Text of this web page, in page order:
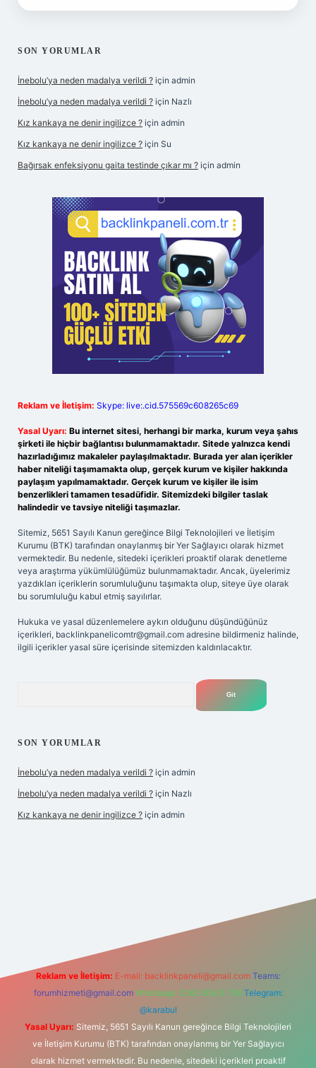
SON YORUMLAR
İnebolu’ya neden madalya verildi ? için admin
İnebolu’ya neden madalya verildi ? için Nazlı
Kız kankaya ne denir ingilizce ? için admin
Kız kankaya ne denir ingilizce ? için Su
Bağırsak enfeksiyonu gaita testinde çıkar mı ? için admin
Reklam ve İletişim: Skype: live:.cid.575569c608265c69
Yasal Uyarı: Bu internet sitesi, herhangi bir marka, kurum veya şahıs
şirketi ile hiçbir bağlantısı bulunmamaktadır. Sitede yalnızca kendi
hazırladığımız makaleler paylaşılmaktadır. Burada yer alan içerikler
haber niteliği taşımamakta olup, gerçek kurum ve kişiler hakkında
paylaşım yapılmamaktadır. Gerçek kurum ve kişiler ile isim
benzerlikleri tamamen tesadüfidir. Sitemizdeki bilgiler taslak
halindedir ve tavsiye niteliği taşımazlar.
Sitemiz, 5651 Sayılı Kanun gereğince Bilgi Teknolojileri ve İletişim
Kurumu (BTK) tarafından onaylanmış bir Yer Sağlayıcı olarak hizmet
vermektedir. Bu nedenle, sitedeki içerikleri proaktif olarak denetleme
veya araştırma yükümlülüğümüz bulunmamaktadır. Ancak, üyelerimiz
yazdıkları içeriklerin sorumluluğunu taşımakta olup, siteye üye olarak
bu sorumluluğu kabul etmiş sayılırlar.
Hukuka ve yasal düzenlemelere aykırı olduğunu düşündüğünüz
içerikleri, backlinkpanelicomtr@gmail.com adresine bildirmeniz halinde,
ilgili içerikler yasal süre içerisinde sitemizden kaldırılacaktır.
SON YORUMLAR
İnebolu’ya neden madalya verildi ? için admin
İnebolu’ya neden madalya verildi ? için Nazlı
Kız kankaya ne denir ingilizce ? için admin
Reklam ve İletişim: E-mail: backlinkpaneli@gmail.com Teams:
forumhizmeti@gmail.com Whatsapp: 0262 606 0 726 Telegram:
@karabul
Yasal Uyarı: Sitemiz, 5651 Sayılı Kanun gereğince Bilgi Teknolojileri
ve İletişim Kurumu (BTK) tarafından onaylanmış bir Yer Sağlayıcı
olarak hizmet vermektedir. Bu nedenle, sitedeki içerikleri proaktif